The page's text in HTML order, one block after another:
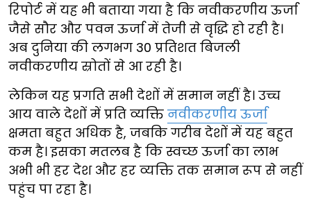
रिपोर्ट में यह भी बताया गया है कि नवीकरणीय ऊर्जा
जैसे सौर और पवन ऊर्जा में तेजी से वृद्धि हो रही है।
अब दुनिया की लगभग 30 प्रतिशत बिजली
नवीकरणीय स्रोतों से आ रही है।
लेकिन यह प्रगति सभी देशों में समान नहीं है। उच्च
आय वाले देशों में प्रति व्यक्ति नवीकरणीय ऊर्जा
क्षमता बहुत अधिक है, जबकि गरीब देशों में यह बहुत
कम है। इसका मतलब है कि स्वच्छ ऊर्जा का लाभ
अभी भी हर देश और हर व्यक्ति तक समान रूप से नहीं
पहुंच पा रहा है।